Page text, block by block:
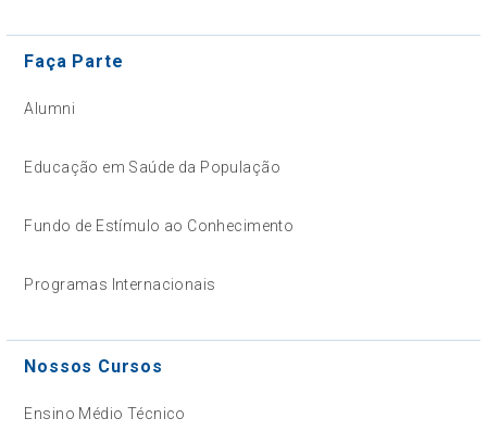
Faça Parte
Alumni
Educação em Saúde da População
Fundo de Estímulo ao Conhecimento
Programas Internacionais
Nossos Cursos
Ensino Médio Técnico